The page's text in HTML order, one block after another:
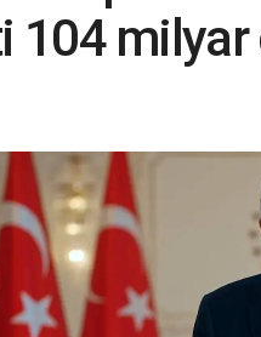
104 milyar